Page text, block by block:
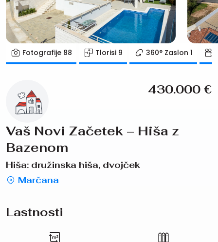
Fotografije 88 Tlorisi 9 360° Zaslon 1
430.000 €
Vaš Novi Začetek – Hiša z
Bazenom
Hiša: družinska hiša, dvojček
Marčana
Lastnosti